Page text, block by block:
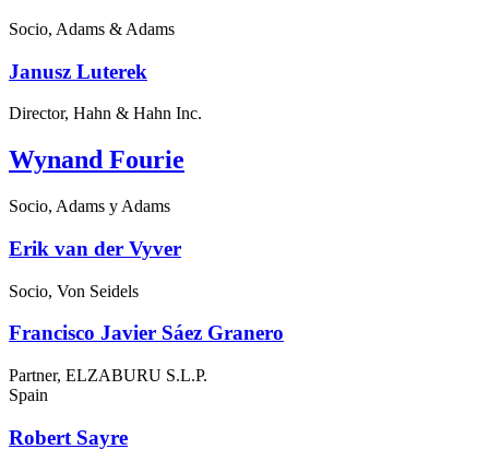
Socio, Adams & Adams
Janusz Luterek
Director, Hahn & Hahn Inc.
Wynand Fourie
Socio, Adams y Adams
Erik van der Vyver
Socio, Von Seidels
Francisco Javier Sáez Granero
Partner, ELZABURU S.L.P.
Spain
Robert Sayre